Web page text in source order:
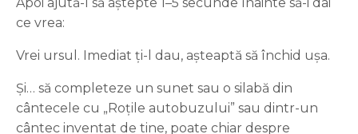
ce vrea:
Vrei ursul. Imediat ți-l dau, așteaptă să închid ușa.
Și… să completeze un sunet sau o silabă din
cântecele cu „Roțile autobuzului” sau dintr-un
cântec inventat de tine, poate chiar despre